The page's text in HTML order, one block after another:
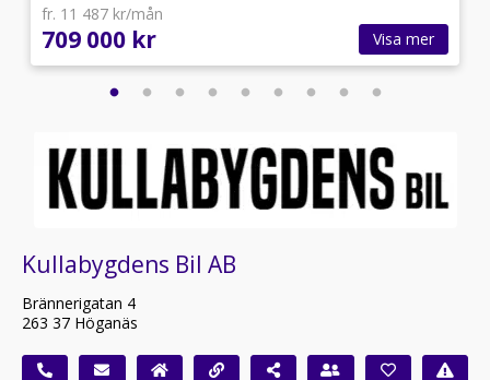
fr. 11 487 kr/mån
709 000 kr Visa mer
Kullabygdens Bil AB
Brännerigatan 4
263 37 Höganäs